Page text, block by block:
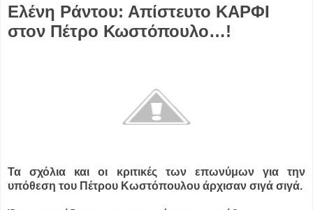
Ελένη Ράντου: Απίστευτο ΚΑΡΦΙ
στον Πέτρο Κωστόπουλο…!
Τα σχόλια και οι κριτικές των επωνύμων για την
υπόθεση του Πέτρου Κωστόπουλου άρχισαν σιγά σιγά.